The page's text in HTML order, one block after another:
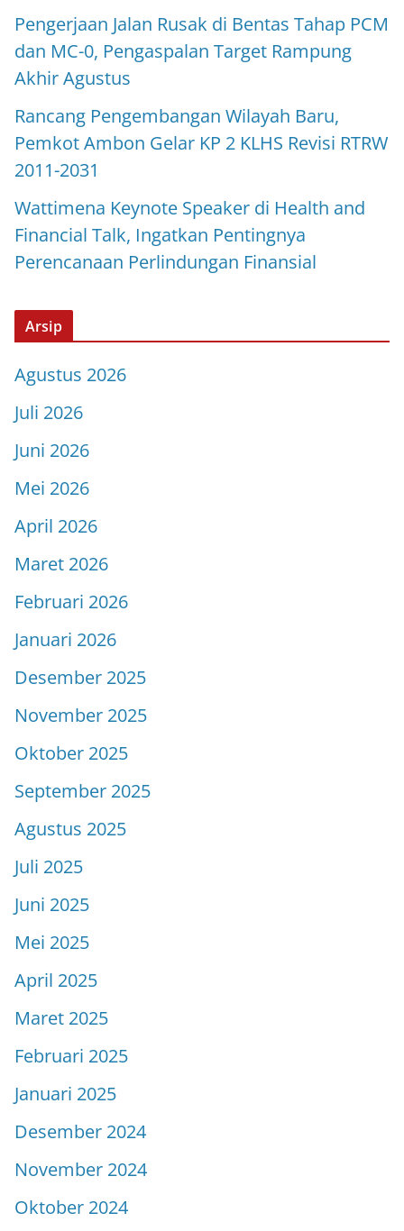
Pengerjaan Jalan Rusak di Bentas Tahap PCM
dan MC-0, Pengaspalan Target Rampung
Akhir Agustus
Rancang Pengembangan Wilayah Baru,
Pemkot Ambon Gelar KP 2 KLHS Revisi RTRW
2011-2031
Wattimena Keynote Speaker di Health and
Financial Talk, Ingatkan Pentingnya
Perencanaan Perlindungan Finansial
Arsip
Agustus 2026
Juli 2026
Juni 2026
Mei 2026
April 2026
Maret 2026
Februari 2026
Januari 2026
Desember 2025
November 2025
Oktober 2025
September 2025
Agustus 2025
Juli 2025
Juni 2025
Mei 2025
April 2025
Maret 2025
Februari 2025
Januari 2025
Desember 2024
November 2024
Oktober 2024